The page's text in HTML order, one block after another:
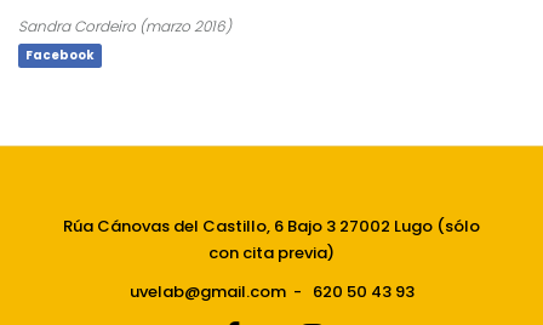
Sandra Cordeiro (marzo 2016)
Facebook
Rúa Cánovas del Castillo, 6 Bajo 3 27002 Lugo (sólo
con cita previa)
uvelab@gmail.com- 620 50 43 93